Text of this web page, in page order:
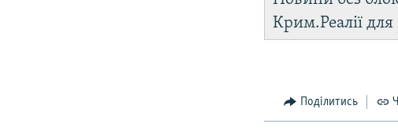
Крим.Реалії для
Поділитись